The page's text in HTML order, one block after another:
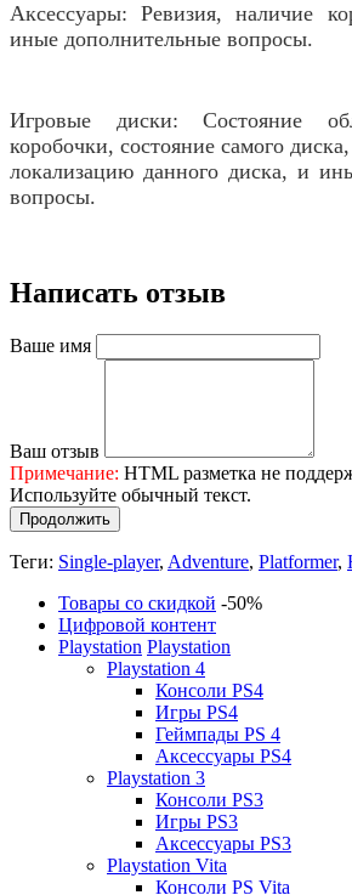
Аксессуары: Ревизия, наличие
иные дополнительные вопросы.
Игровые диски: Состояние
коробочки, состояние самого
локализацию данного диска, и
вопросы.
Написать отзыв
Ваше имя
Ваш отзыв
Примечание: HTML разметка не
Используйте обычный текст.
Продолжить
Теги: Single-player, Adventure, Platformer,
Товары со скидкой -50%
Цифровой контент
Playstation Playstation
Playstation 4
Консоли PS4
Игры PS4
Геймпады PS 4
Аксессуары PS4
Playstation 3
Консоли PS3
Игры PS3
Аксессуары PS3
Playstation Vita
Консоли PS Vita